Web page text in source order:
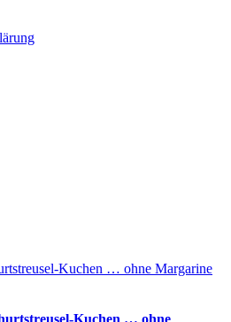
Kuchen … ohne Margarine
Kuchen … ohne